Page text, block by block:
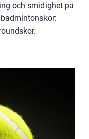
och smidighet på